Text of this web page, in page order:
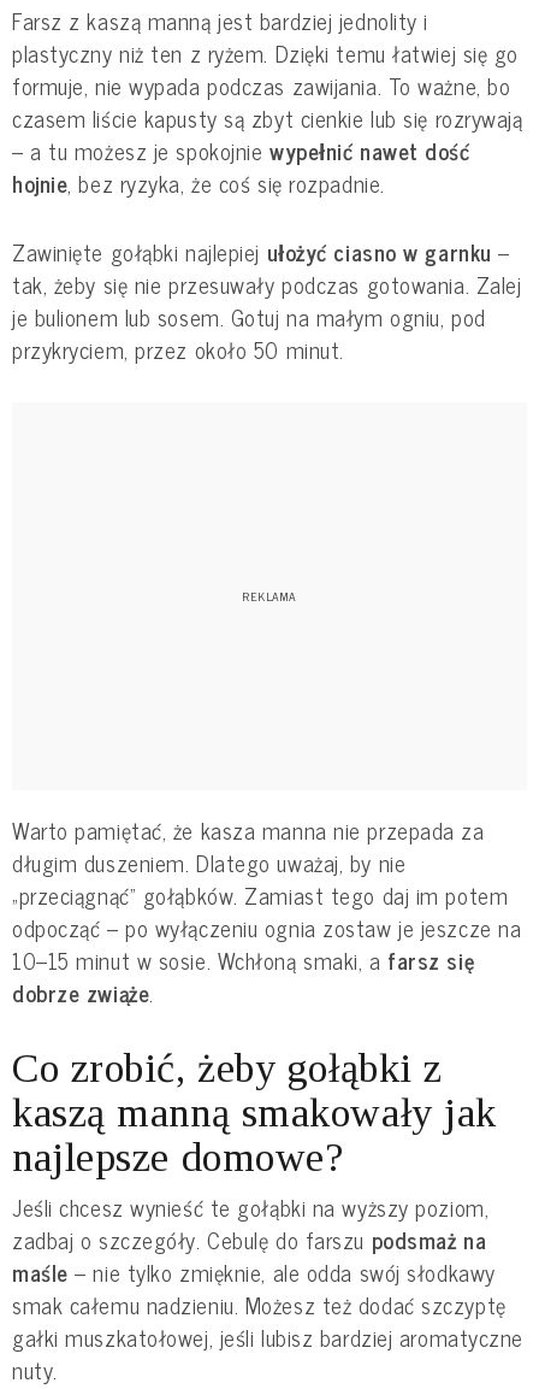
Farsz z kaszą manną jest bardziej jednolity i
plastyczny niż ten z ryżem. Dzięki temu łatwiej się go
formuje, nie wypada podczas zawijania. To ważne, bo
czasem liście kapusty są zbyt cienkie lub się rozrywają
– a tu możesz je spokojnie wypełnić nawet dość
hojnie, bez ryzyka, że coś się rozpadnie.
Zawinięte gołąbki najlepiej ułożyć ciasno w garnku –
tak, żeby się nie przesuwały podczas gotowania. Zalej
je bulionem lub sosem. Gotuj na małym ogniu, pod
przykryciem, przez około 50 minut.
Warto pamiętać, że kasza manna nie przepada za
długim duszeniem. Dlatego uważaj, by nie
„przeciągnąć" gołąbków. Zamiast tego daj im potem
odpocząć – po wyłączeniu ognia zostaw je jeszcze na
10–15 minut w sosie. Wchłoną smaki, a farsz się
dobrze zwiąże.
Co zrobić, żeby gołąbki z
kaszą manną smakowały jak
najlepsze domowe?
Jeśli chcesz wynieść te gołąbki na wyższy poziom,
zadbaj o szczegóły. Cebulę do farszu podsmaż na
maśle – nie tylko zmięknie, ale odda swój słodkawy
smak całemu nadzieniu. Możesz też dodać szczyptę
gałki muszkatołowej, jeśli lubisz bardziej aromatyczne
nuty.